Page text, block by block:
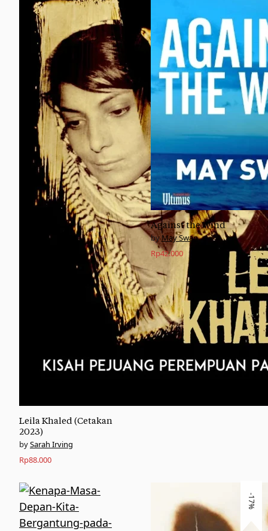
Leila Khaled (Cetakan
2023)
Sarah Irving
Rp88.000
Against the Wind
May Swan
Rp42.000
-17%